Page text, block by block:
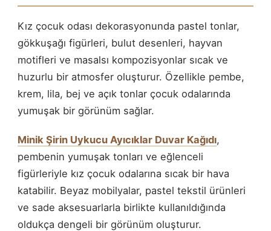
Kız çocuk odası dekorasyonunda pastel tonlar,
gökkuşağı figürleri, bulut desenleri, hayvan
motifleri ve masalsı kompozisyonlar sıcak ve
huzurlu bir atmosfer oluşturur. Özellikle pembe,
krem, lila, bej ve açık tonlar çocuk odalarında
yumuşak bir görünüm sağlar.
Minik Şirin Uykucu Ayıcıklar Duvar Kağıdı,
pembenin yumuşak tonları ve eğlenceli
figürleriyle kız çocuk odalarına sıcak bir hava
katabilir. Beyaz mobilyalar, pastel tekstil ürünleri
ve sade aksesuarlarla birlikte kullanıldığında
oldukça dengeli bir görünüm oluşturur.